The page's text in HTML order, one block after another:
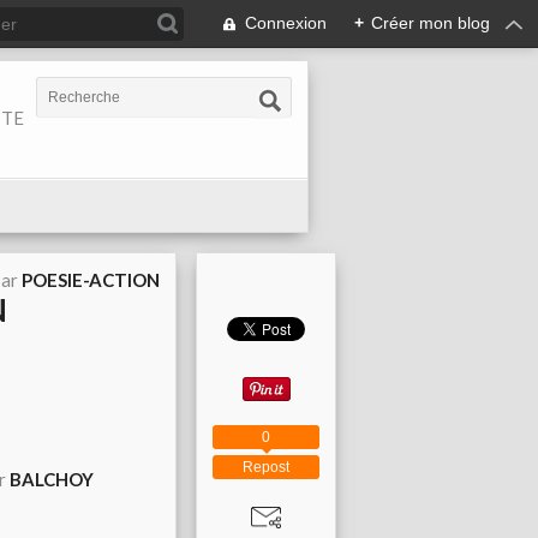
Connexion + Créer mon blog
POESIE-ACTION
BALCHOY
Repost
0